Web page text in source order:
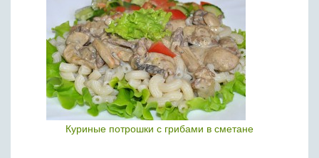
Куриные потрошки с грибами в сметане